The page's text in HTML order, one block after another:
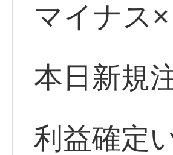
マイナス×
本日新規
利益確定